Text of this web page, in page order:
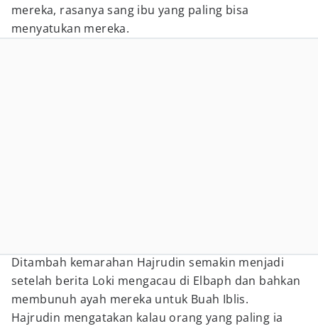
mereka, rasanya sang ibu yang paling bisa
menyatukan mereka.
Ditambah kemarahan Hajrudin semakin menjadi
setelah berita Loki mengacau di Elbaph dan bahkan
membunuh ayah mereka untuk Buah Iblis.
Hajrudin mengatakan kalau orang yang paling ia